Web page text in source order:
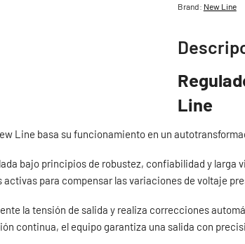
Brand: New Line
Line
Line basa su funcionamiento en un
bajo principios de robustez, confiabilidad y
para compensar las variaciones de voltaje
la tensión de salida y realiza correcciones
continua, el equipo garantiza una salida con